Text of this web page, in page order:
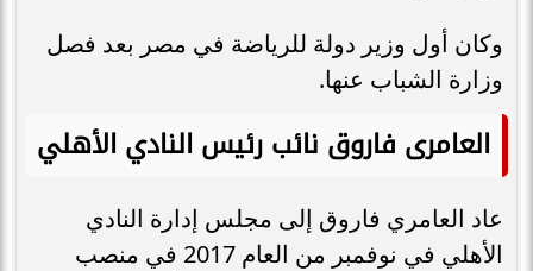
وكان أول وزير دولة للرياضة في مصر بعد فصل
وزارة الشباب عنها.
العامرى فاروق نائب رئيس النادي الأهلي
عاد العامري فاروق إلى مجلس إدارة النادي
الأهلي في نوفمبر من العام 2017 في منصب